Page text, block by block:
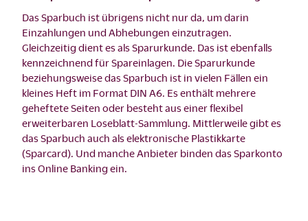
Das Sparbuch ist übrigens nicht nur da, um darin
Einzahlungen und Abhebungen einzutragen.
Gleichzeitig dient es als Sparurkunde. Das ist ebenfalls
kennzeichnend für Spareinlagen. Die Sparurkunde
beziehungsweise das Sparbuch ist in vielen Fällen ein
kleines Heft im Format DIN A6. Es enthält mehrere
geheftete Seiten oder besteht aus einer flexibel
erweiterbaren Loseblatt-Sammlung. Mittlerweile gibt es
das Sparbuch auch als elektronische Plastikkarte
(Sparcard). Und manche Anbieter binden das Sparkonto
ins Online Banking ein.